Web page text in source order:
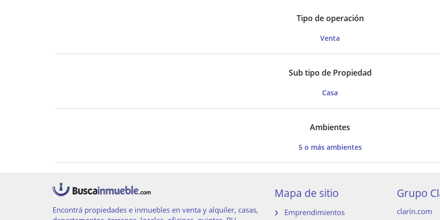
Tipo de operación
Venta
Sub tipo de Propiedad
Casa
Ambientes
5 o más ambientes
Encontrá propiedades e inmuebles en venta y alquiler, casas,
Mapa de sitio
Emprendimientos
Grupo
clarín.com